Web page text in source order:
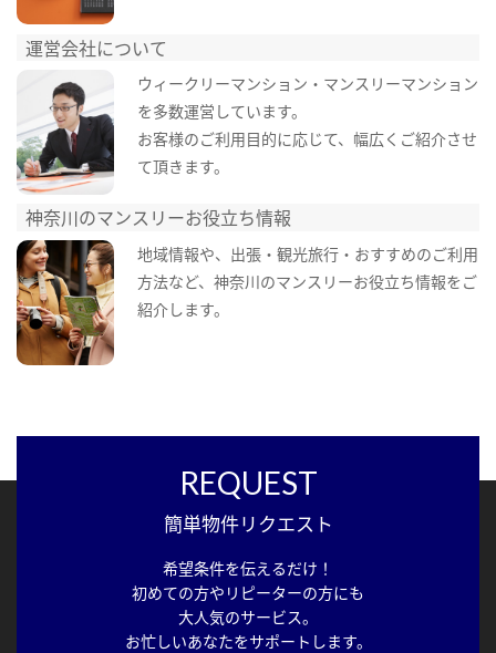
運営会社について
ウィークリーマンション・マンスリーマンション
を多数運営しています。
お客様のご利用目的に応じて、幅広くご紹介させ
て頂きます。
神奈川のマンスリーお役立ち情報
地域情報や、出張・観光旅行・おすすめのご利用
方法など、神奈川のマンスリーお役立ち情報をご
紹介します。
REQUEST
簡単物件リクエスト
希望条件を伝えるだけ！
初めての方やリピーターの方にも
大人気のサービス。
お忙しいあなたをサポートします。